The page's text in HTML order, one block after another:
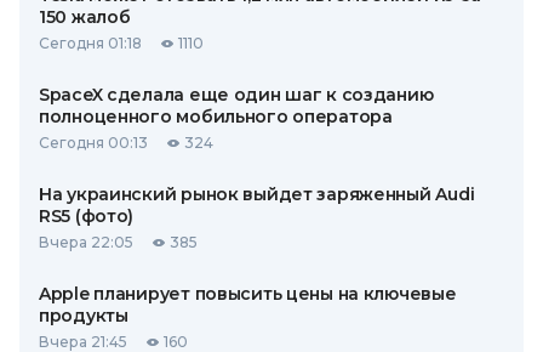
150 жалоб
Сегодня 01:18 1110
SpaceX сделала еще один шаг к созданию
полноценного мобильного оператора
Сегодня 00:13 324
На украинский рынок выйдет заряженный Audi
RS5 (фото)
Вчера 22:05 385
Apple планирует повысить цены на ключевые
продукты
Вчера 21:45 160